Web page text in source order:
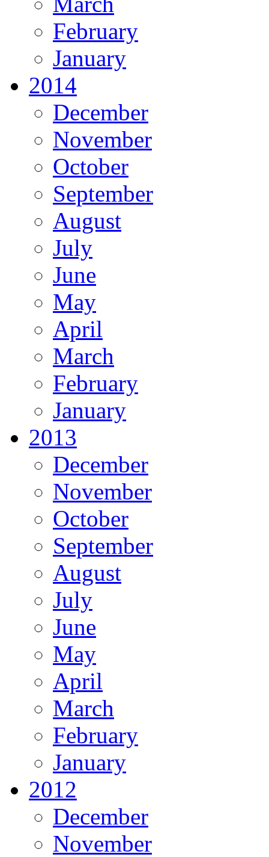
February
January
2014
December
November
October
September
August
July
June
May
April
March
February
January
2013
December
November
October
September
August
July
June
May
April
March
February
January
2012
December
November